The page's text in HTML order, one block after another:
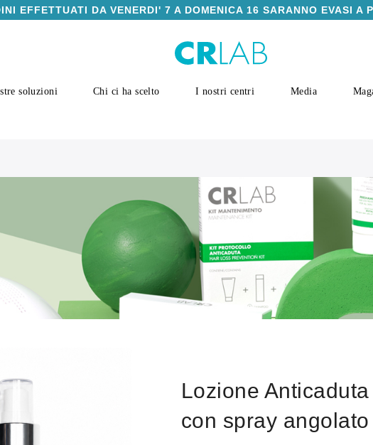
EFFETTUATI DA VENERDI' 7 A DOMENICA 16 SARANNO EVASI A
soluzioni Chi ci ha scelto I nostri centri Media
Lozione Anticaduta
con spray angolato